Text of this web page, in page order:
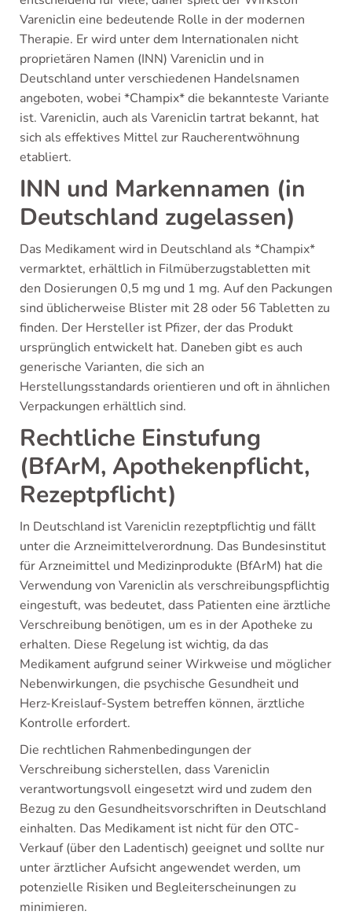
Vareniclin eine bedeutende Rolle in der modernen
Therapie. Er wird unter dem Internationalen nicht
proprietären Namen (INN) Vareniclin und in
Deutschland unter verschiedenen Handelsnamen
angeboten, wobei *Champix* die bekannteste Variante
ist. Vareniclin, auch als Vareniclin tartrat bekannt, hat
sich als effektives Mittel zur Raucherentwöhnung
etabliert.
INN und Markennamen (in
Deutschland zugelassen)
Das Medikament wird in Deutschland als *Champix*
vermarktet, erhältlich in Filmüberzugstabletten mit
den Dosierungen 0,5 mg und 1 mg. Auf den Packungen
sind üblicherweise Blister mit 28 oder 56 Tabletten zu
finden. Der Hersteller ist Pfizer, der das Produkt
ursprünglich entwickelt hat. Daneben gibt es auch
generische Varianten, die sich an
Herstellungsstandards orientieren und oft in ähnlichen
Verpackungen erhältlich sind.
Rechtliche Einstufung
(BfArM, Apothekenpflicht,
Rezeptpflicht)
In Deutschland ist Vareniclin rezeptpflichtig und fällt
unter die Arzneimittelverordnung. Das Bundesinstitut
für Arzneimittel und Medizinprodukte (BfArM) hat die
Verwendung von Vareniclin als verschreibungspflichtig
eingestuft, was bedeutet, dass Patienten eine ärztliche
Verschreibung benötigen, um es in der Apotheke zu
erhalten. Diese Regelung ist wichtig, da das
Medikament aufgrund seiner Wirkweise und möglicher
Nebenwirkungen, die psychische Gesundheit und
Herz-Kreislauf-System betreffen können, ärztliche
Kontrolle erfordert.
Die rechtlichen Rahmenbedingungen der
Verschreibung sicherstellen, dass Vareniclin
verantwortungsvoll eingesetzt wird und zudem den
Bezug zu den Gesundheitsvorschriften in Deutschland
einhalten. Das Medikament ist nicht für den OTC-
Verkauf (über den Ladentisch) geeignet und sollte nur
unter ärztlicher Aufsicht angewendet werden, um
potenzielle Risiken und Begleiterscheinungen zu
minimieren.